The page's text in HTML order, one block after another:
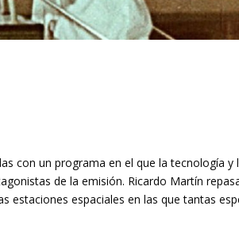
con un programa en el que la tecnología
de la emisión. Ricardo Martín
estaciones espaciales en las que tantas